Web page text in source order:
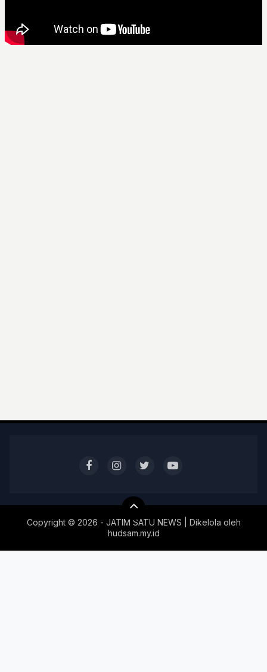
Copyright © 2026 - JATIM SATU NEWS | Dikelola oleh
hudsam.my.id